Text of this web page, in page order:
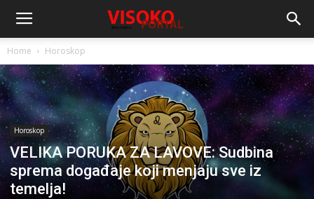
Home Horoskop
Horoskop
VELIKA PORUKA ZA LAVOVE: Sudbina
sprema događaje koji menjaju sve iz
temelja!